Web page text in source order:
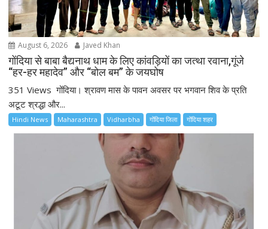
August 6, 2026 Javed Khan
गोंदिया से बाबा बैद्यनाथ धाम के लिए कांवड़ियों का जत्था रवाना,गूंजे
“हर-हर महादेव” और “बोल बम” के जयघोष
351 Views गोंदिया। श्रावण मास के पावन अवसर पर भगवान शिव के प्रति
अटूट श्रद्धा और...
Hindi News Maharashtra Vidharbha गोंदिया जिला गोंदिया शहर